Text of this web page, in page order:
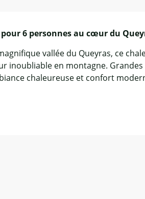
6 personnes au cœur du
vallée du Queyras, ce
inoubliable en montagne.
chaleureuse et confort